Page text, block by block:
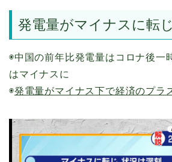
発電量がマイナスに転
◉中国の前年比発電量はコロナ後一
はマイナスに
◉発電量がマイナス下で経済のプラ